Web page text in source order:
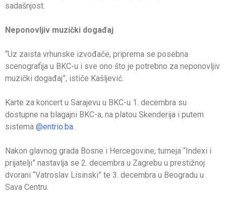
sadašnjost.
Neponovljiv muzički događaj
“Uz zaista vrhunske izvođače, priprema se posebna
scenografija u BKC-u i sve ono što je potrebno za neponovljiv
muzički događaj”, ističe Kašljević.
Karte za koncert u Sarajevu u BKC-u 1. decembra su
dostupne na blagajni BKC-a, na platou Skenderija i putem
sistema @entrio.ba.
Nakon glavnog grada Bosne i Hercegovine, turneja “Indexi i
prijatelji” nastavlja se 2. decembra u Zagrebu u prestižnoj
dvorani “Vatroslav Lisinski” te 3. decembra u Beogradu u
Sava Centru.